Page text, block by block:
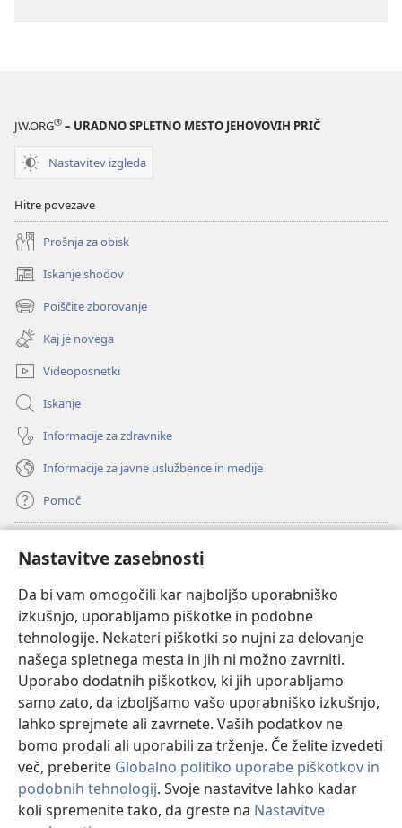
Nastavitve zasebnosti
Da bi vam omogočili kar najboljšo uporabniško
izkušnjo, uporabljamo piškotke in podobne
tehnologije. Nekateri piškotki so nujni za delovanje
našega spletnega mesta in jih ni možno zavrniti.
Uporabo dodatnih piškotkov, ki jih uporabljamo
samo zato, da izboljšamo vašo uporabniško izkušnjo,
lahko sprejmete ali zavrnete. Vaših podatkov ne
bomo prodali ali uporabili za trženje. Če želite izvedeti
več, preberite Globalno politiko uporabe piškotkov in
podobnih tehnologij. Svoje nastavitve lahko kadar
koli spremenite tako, da greste na Nastavitve
JW.ORG® – URADNO SPLETNO MESTO JEHOVOVIH PRIČ
Nastavitev izgleda
Hitre povezave
Prošnja za obisk
Iskanje shodov
(odpre
novo
okno)
Poiščite zborovanje
(odpre
novo
okno)
Kaj je novega
Videoposnetki
Iskanje
Informacije za zdravnike
Informacije za javne uslužbence in medije
Pomoč
(odpre
novo
okno) Watchtowerjeva SPLETNA KNJIŽNICA™
(odpre
novo
okno) JW Hub
(odpre
novo
okno)JW Library
Watchtower Library
Copyright© 2026 Watch Tower Bible and Tract Society of Pennsylvania.